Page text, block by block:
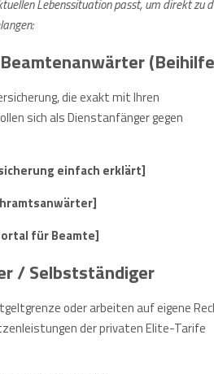
Lebenssituation passt, um direkt zu
die exakt mit Ihren
sich als Dienstanfänger gegen
einfach erklärt]
für Beamte]
/ Selbstständiger
oder arbeiten auf eigene
der privaten Elite-Tarife